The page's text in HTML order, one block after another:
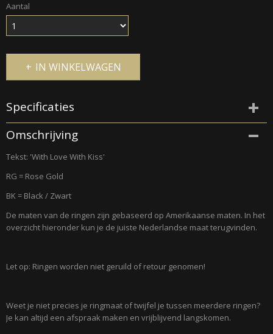
Aantal
IN WINKELWAGEN
Specificaties
Productcode
675
Omschrijving
Tekst: 'With Love With Kiss'
RG = Rose Gold
BK = Black / Zwart
De maten van de ringen zijn gebaseerd op Amerikaanse maten. In het
overzicht hieronder kun je de juiste Nederlandse maat terugvinden.
Let op: Ringen worden niet geruild of retour genomen!
Weet je niet precies je ringmaat of twijfel je tussen meerdere ringen?
Je kan altijd een afspraak maken en vrijblijvend langskomen.